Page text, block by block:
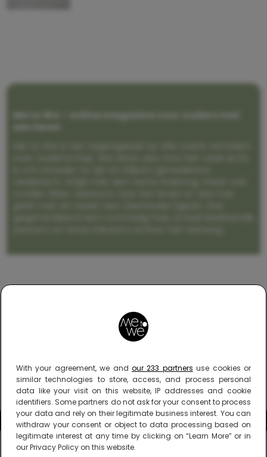
With your agreement, we and our 233 partners use cookies or
similar technologies to store, access, and process personal
data like your visit on this website, IP addresses and cookie
identifiers. Some partners do not ask for your consent to process
your data and rely on their legitimate business interest. You can
withdraw your consent or object to data processing based on
legitimate interest at any time by clicking on “Learn More” or in
our Privacy Policy on this website.
Me to We – online magazine voor ouders met